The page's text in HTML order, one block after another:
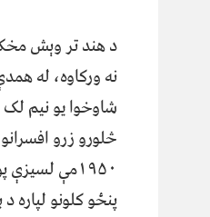
د هند تر وېش
نه ورکاوه، له
شاوخوا یو نیم
څلورو زرو
۱۹۵۰مې
پنځو کلونو لپاره